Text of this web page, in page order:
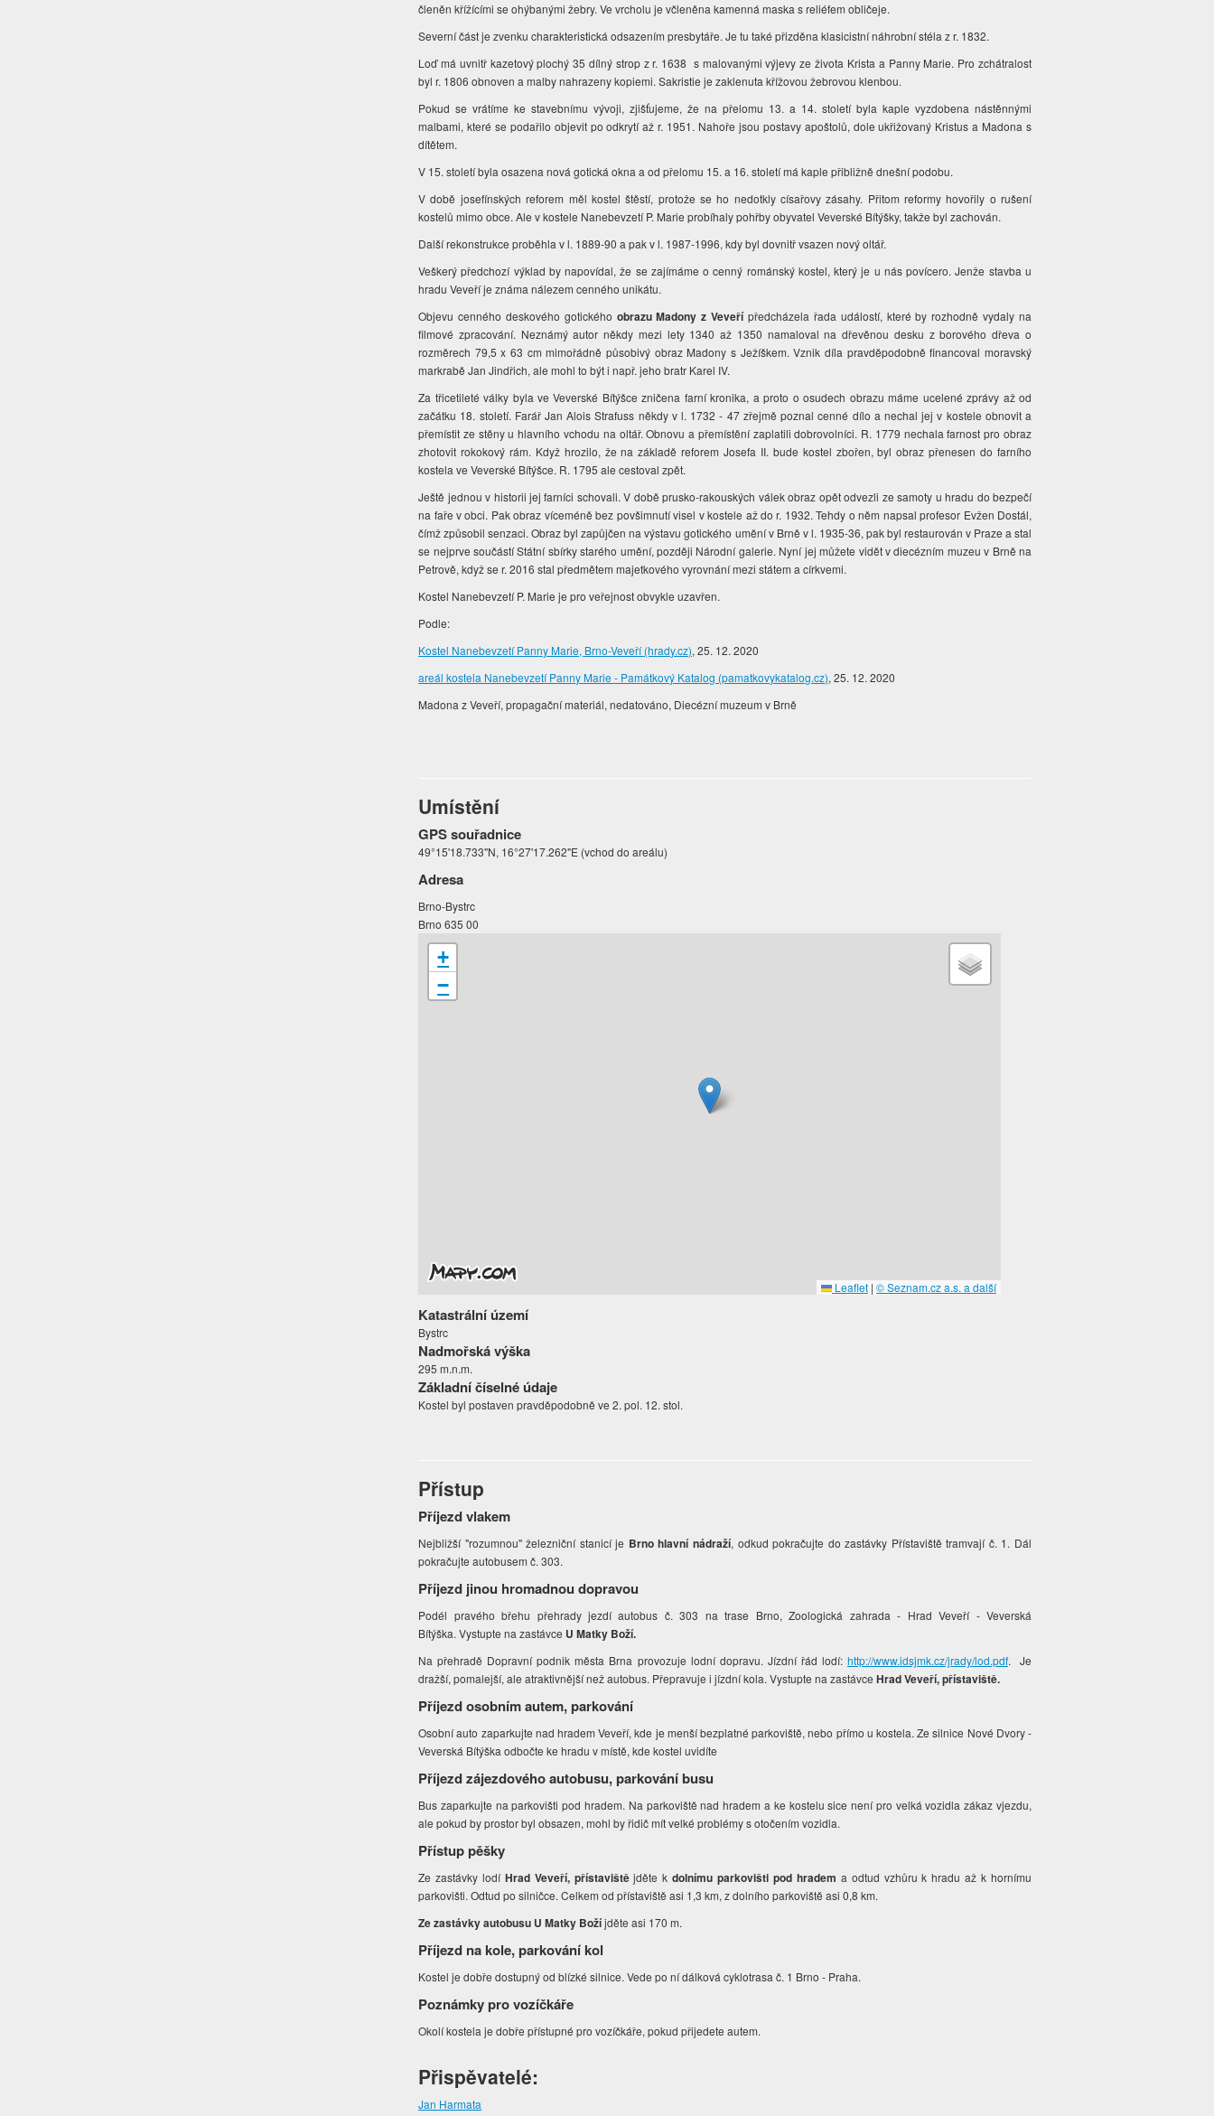
členěn křížícími se ohýbanými žebry. Ve vrcholu je včleněna kamenná maska s reliéfem obličeje.
Severní část je zvenku charakteristická odsazením presbytáře. Je tu také přizděna klasicistní náhrobní stéla z r. 1832.
Loď má uvnitř kazetový plochý 35 dílný strop z r. 1638 s malovanými výjevy ze života Krista a Panny Marie. Pro zchátralost
byl r. 1806 obnoven a malby nahrazeny kopiemi. Sakristie je zaklenuta křížovou žebrovou klenbou.
Pokud se vrátíme ke stavebnímu vývoji, zjišťujeme, že na přelomu 13. a 14. století byla kaple vyzdobena nástěnnými
malbami, které se podařilo objevit po odkrytí až r. 1951. Nahoře jsou postavy apoštolů, dole ukřižovaný Kristus a Madona s
dítětem.
V 15. století byla osazena nová gotická okna a od přelomu 15. a 16. století má kaple přibližně dnešní podobu.
V době josefínských reforem měl kostel štěstí, protože se ho nedotkly císařovy zásahy. Přitom reformy hovořily o rušení
kostelů mimo obce. Ale v kostele Nanebevzetí P. Marie probíhaly pohřby obyvatel Veverské Bítýšky, takže byl zachován.
Další rekonstrukce proběhla v l. 1889-90 a pak v l. 1987-1996, kdy byl dovnitř vsazen nový oltář.
Veškerý předchozí výklad by napovídal, že se zajímáme o cenný románský kostel, který je u nás povícero. Jenže stavba u
hradu Veveří je známa nálezem cenného unikátu.
Objevu cenného deskového gotického obrazu Madony z Veveřípředcházela řada událostí, které by rozhodně vydaly na
filmové zpracování. Neznámý autor někdy mezi lety 1340 až 1350 namaloval na dřevěnou desku z borového dřeva o
rozměrech 79,5 x 63 cm mimořádně působivý obraz Madony s Ježíškem. Vznik díla pravděpodobně financoval moravský
markrabě Jan Jindřich, ale mohl to být i např. jeho bratr Karel IV.
Za třicetileté války byla ve Veverské Bítýšce zničena farní kronika, a proto o osudech obrazu máme ucelené zprávy až od
začátku 18. století. Farář Jan Alois Strafuss někdy v l. 1732 - 47 zřejmě poznal cenné dílo a nechal jej v kostele obnovit a
přemístit ze stěny u hlavního vchodu na oltář. Obnovu a přemístění zaplatili dobrovolníci. R. 1779 nechala farnost pro obraz
zhotovit rokokový rám. Když hrozilo, že na základě reforem Josefa II. bude kostel zbořen, byl obraz přenesen do farního
kostela ve Veverské Bítýšce. R. 1795 ale cestoval zpět.
Ještě jednou v historii jej farníci schovali. V době prusko-rakouských válek obraz opět odvezli ze samoty u hradu do bezpečí
na faře v obci. Pak obraz víceméně bez povšimnutí visel v kostele až do r. 1932. Tehdy o něm napsal profesor Evžen Dostál,
čímž způsobil senzaci. Obraz byl zapůjčen na výstavu gotického umění v Brně v l. 1935-36, pak byl restaurován v Praze a stal
se nejprve součástí Státní sbírky starého umění, později Národní galerie. Nyní jej můžete vidět v diecézním muzeu v Brně na
Petrově, když se r. 2016 stal předmětem majetkového vyrovnání mezi státem a církvemi.
Kostel Nanebevzetí P. Marie je pro veřejnost obvykle uzavřen.
Podle:
Kostel Nanebevzetí Panny Marie, Brno-Veveří (hrady.cz), 25. 12. 2020
areál kostela Nanebevzetí Panny Marie - Památkový Katalog (pamatkovykatalog.cz), 25. 12. 2020
Madona z Veveří, propagační materiál, nedatováno, Diecézní muzeum v Brně
Umístění
GPS souřadnice
49°15'18.733"N, 16°27'17.262"E (vchod do areálu)
Adresa
Brno-Bystrc
Brno 635 00
+
−
Leaflet | © Seznam.cz a.s. a další
Katastrální území
Bystrc
Nadmořská výška
295 m.n.m.
Základní číselné údaje
Kostel byl postaven pravděpodobně ve 2. pol. 12. stol.
Přístup
Příjezd vlakem
Nejbližší "rozumnou" železniční stanicí je Brno hlavní nádraží, odkud pokračujte do zastávky Přístaviště tramvají č. 1. Dál
pokračujte autobusem č. 303.
Příjezd jinou hromadnou dopravou
Podél pravého břehu přehrady jezdí autobus č. 303 na trase Brno, Zoologická zahrada - Hrad Veveří - Veverská
Bítýška. Vystupte na zastávce U Matky Boží.
Na přehradě Dopravní podnik města Brna provozuje lodní dopravu. Jízdní řád lodí: http://www.idsjmk.cz/jrady/lod.pdf. Je
dražší, pomalejší, ale atraktivnější než autobus. Přepravuje i jízdní kola. Vystupte na zastávceHrad Veveří, přístaviště.
Příjezd osobním autem, parkování
Osobní auto zaparkujte nad hradem Veveří, kde je menší bezplatné parkoviště, nebo přímo u kostela. Ze silnice Nové Dvory -
Veverská Bítýška odbočte ke hradu v místě, kde kostel uvidíte
Příjezd zájezdového autobusu, parkování busu
Bus zaparkujte na parkovišti pod hradem. Na parkoviště nad hradem a ke kostelu sice není pro velká vozidla zákaz vjezdu,
ale pokud by prostor byl obsazen, mohl by řidič mít velké problémy s otočením vozidla.
Přístup pěšky
Ze zastávky lodí Hrad Veveří, přístavištějděte k dolnímu parkovišti pod hradem a odtud vzhůru k hradu až k hornímu
parkovišti. Odtud po silničce. Celkem od přístaviště asi 1,3 km, z dolního parkoviště asi 0,8 km.
Ze zastávky autobusu U Matky Božíjděte asi 170 m.
Příjezd na kole, parkování kol
Kostel je dobře dostupný od blízké silnice. Vede po ní dálková cyklotrasa č. 1 Brno - Praha.
Poznámky pro vozíčkáře
Okolí kostela je dobře přístupné pro vozíčkáře, pokud přijedete autem.
Přispěvatelé:
Jan Harmata